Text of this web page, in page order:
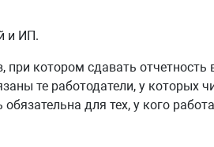
и ИП.
при котором сдавать
те работодатели, у которых
для тех, у кого